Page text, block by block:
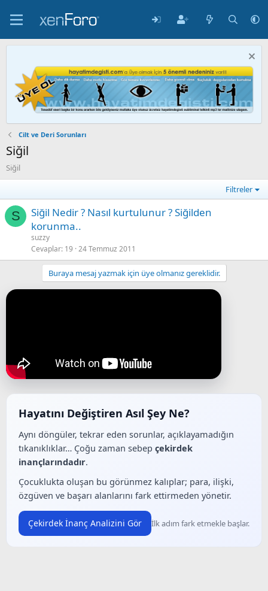
Cilt ve Deri Sorunları
Siğil
Siğil
Filtreler
S
Siğil Nedir ? Nasıl kurtulunur ? Siğilden
korunma..
suzzy
Cevaplar 19 24 Temmuz 2011
Buraya mesaj yazmak için üye olmanız gereklidir.
Hayatını Değiştiren Asıl Şey Ne?
Aynı döngüler, tekrar eden sorunlar, açıklayamadığın
tıkanıklıklar… Çoğu zaman sebep çekirdek
inançlarındadır.
Çocuklukta oluşan bu görünmez kalıplar; para, ilişki,
özgüven ve başarı alanlarını fark ettirmeden yönetir.
Çekirdek İnanç Analizini Gör İlk adım fark etmekle başlar.